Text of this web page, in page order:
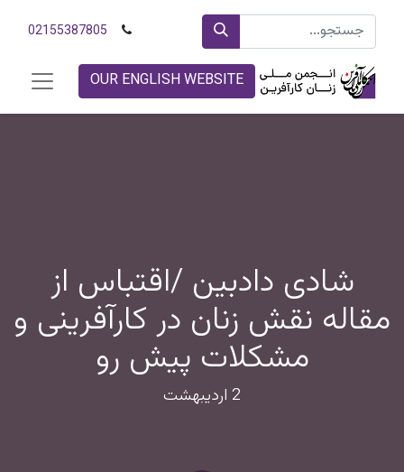
02155387805
OUR ENGLISH WEBSITE
شادی دادبين /اقتباس از
مقاله نقش زنان در كارآفرينی و
مشکلات پيش رو
2 اردیبهشت